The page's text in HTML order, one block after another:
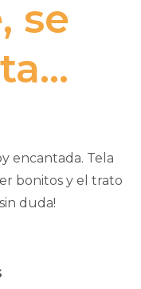
se
encantada. Tela
bonitos y el trato
duda!